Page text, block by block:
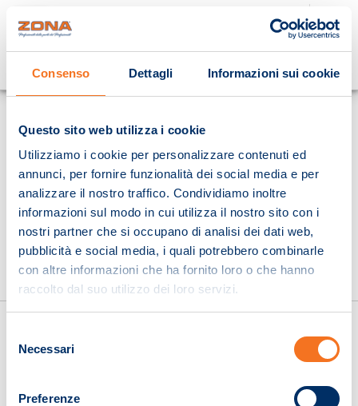
Consenso Dettagli Informazioni sui cookie
Questo sito web utilizza i cookie
Utilizziamo i cookie per personalizzare contenuti ed
annunci, per fornire funzionalità dei social media e per
analizzare il nostro traffico. Condividiamo inoltre
informazioni sul modo in cui utilizza il nostro sito con i
nostri partner che si occupano di analisi dei dati web,
pubblicità e social media, i quali potrebbero combinarle
con altre informazioni che ha fornito loro o che hanno
raccolto dal suo utilizzo dei loro servizi.
delNecessari
Preferenze
Cosa stai cercando?